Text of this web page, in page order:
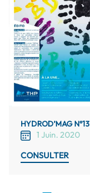
HYDROD’MAG N°13
1 Juin. 2020
CONSULTER